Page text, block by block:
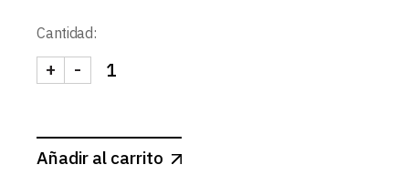
Cantidad:
SPOT CUADRADO CONCAVO BLANCO MATE
-
+
Añadir al carrito